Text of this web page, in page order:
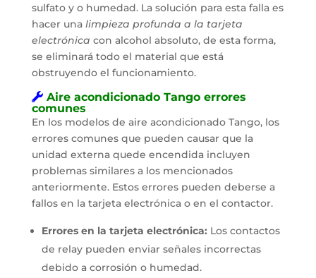
sulfato y o humedad. La solución para esta falla es
hacer una limpieza profunda a la tarjeta
electrónica con alcohol absoluto, de esta forma,
se eliminará todo el material que está
obstruyendo el funcionamiento.
Aire acondicionado Tango errores
comunes
En los modelos de aire acondicionado Tango, los
errores comunes que pueden causar que la
unidad externa quede encendida incluyen
problemas similares a los mencionados
anteriormente. Estos errores pueden deberse a
fallos en la tarjeta electrónica o en el contactor.
Errores en la tarjeta electrónica: Los contactos
de relay pueden enviar señales incorrectas
debido a corrosión o humedad.